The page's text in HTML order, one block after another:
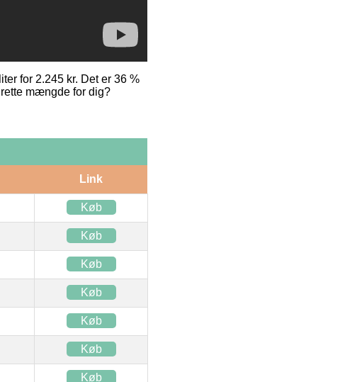
for 2.245 kr. Det er 36 %
mængde for dig?
Link
Køb
Køb
Køb
Køb
Køb
Køb
Køb